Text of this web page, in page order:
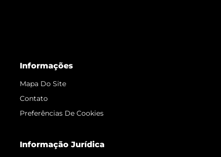
Informações
Mapa Do Site
Contato
Preferências De Cookies
Informação Jurídica